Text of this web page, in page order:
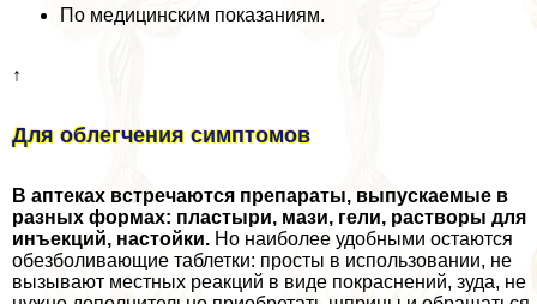
По медицинским показаниям.
↑
Для облегчения симптомов
В аптеках встречаются препараты, выпускаемые в
разных формах: пластыри, мази, гели, растворы для
инъекций, настойки. Но наиболее удобными остаются
обезболивающие таблетки: просты в использовании, не
вызывают местных реакций в виде покраснений, зуда, не